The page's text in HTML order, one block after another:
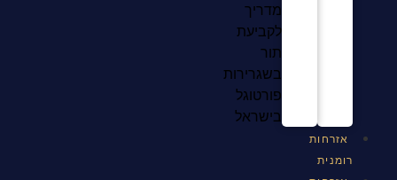
מדריך
לקביעת
תור
בשגרירות
פורטוגל
בישראל
אזרחות
רומנית